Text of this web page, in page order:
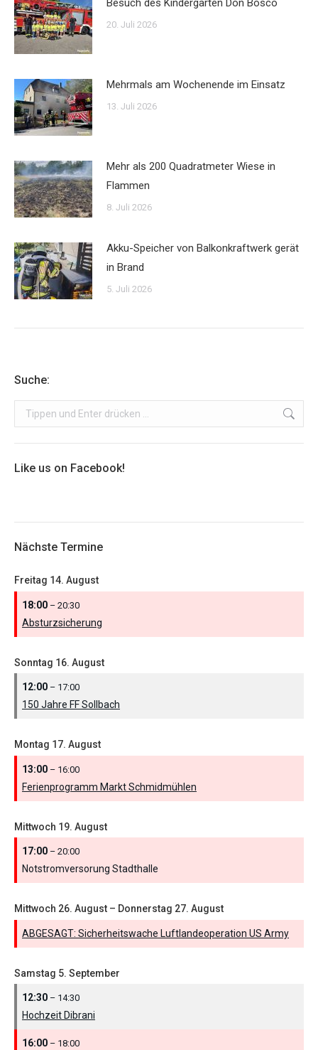
Besuch des Kindergarten Don Bosco
20. Juli 2026
Mehrmals am Wochenende im Einsatz
13. Juli 2026
Mehr als 200 Quadratmeter Wiese in
Flammen
8. Juli 2026
Akku-Speicher von Balkonkraftwerk gerät
in Brand
5. Juli 2026
Suche:
Search:
Like us on Facebook!
Nächste Termine
Freitag 14. August
18:00 – 20:30
Absturzsicherung
Sonntag 16. August
12:00 – 17:00
150 Jahre FF Sollbach
Montag 17. August
13:00 – 16:00
Ferienprogramm Markt Schmidmühlen
Mittwoch 19. August
17:00 – 20:00
Notstromversorung Stadthalle
Mittwoch 26. August – Donnerstag 27. August
ABGESAGT: Sicherheitswache Luftlandeoperation US Army
Samstag 5. September
12:30 – 14:30
Hochzeit Dibrani
16:00 – 18:00